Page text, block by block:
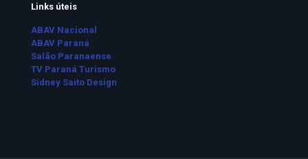
Links úteis
ABAV Nacional
ABAV Paraná
Salão Paranaense
TV Paraná Turismo
Sidney Saito Design